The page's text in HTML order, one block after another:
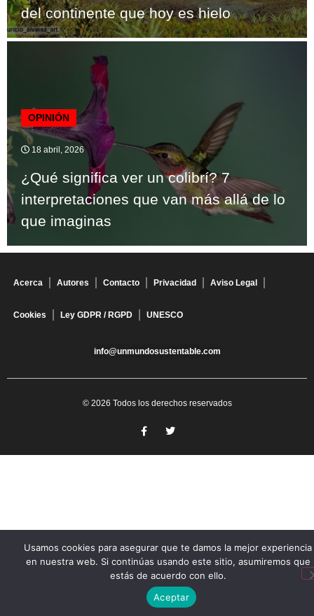
del continente que hoy es hielo
OPINIÓN
18 abril, 2026
¿Qué significa ver un colibrí? 7
interpretaciones que van más allá de lo
que imaginas
Acerca Autores Contacto Privacidad Aviso Legal
Cookies Ley GDPR / RGPD UNESCO
info@unmundosustentable.com
© 2026 Todos los derechos reservados
Usamos cookies para asegurar que te damos la mejor experiencia
en nuestra web. Si continúas usando este sitio, asumiremos que
estás de acuerdo con ello.
Aceptar